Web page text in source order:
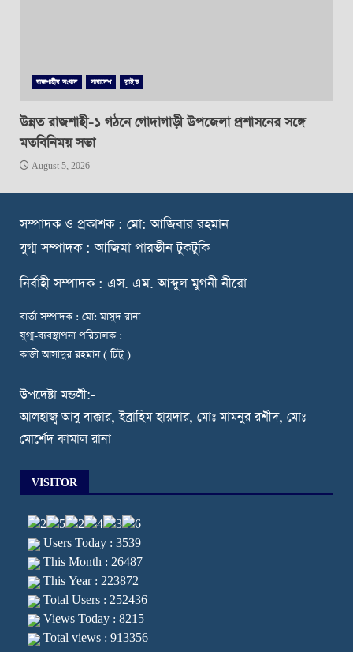
রাজশাহীর সংবাদ সারাদেশ স্লাইড
উন্নত রাজশাহী-১ গঠনে গোদাগাড়ী উপজেলা প্রশাসনের সঙ্গে
মতবিনিময় সভা
August 5, 2026
সম্পাদক ও প্রকাশক : মো: আজিবার রহমান
যুগ্ম সম্পাদক : আজিমা পারভীন টুকটুকি
নির্বাহী সম্পাদক : এস. এম. আব্দুল মুগনী নীরো
বার্তা সম্পাদক : মো: মাসুদ রানা
যুগ্ম-ব্যবস্থাপনা পরিচালক :
কাজী আসাদুর রহমান ( টিটু )
উপদেষ্টা মন্ডলী:-
আলহাজ্ব আবু বাক্কার, ইব্রাহিম হায়দার, মোঃ মামনুর রশীদ, মোঃ
মোর্শেদ কামাল রানা
VISITOR
Users Today : 3539
This Month : 26487
This Year : 223872
Total Users : 252436
Views Today : 8215
Total views : 913356